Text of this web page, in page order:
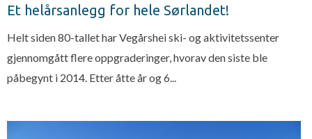
Et helårsanlegg for hele Sørlandet!
Helt siden 80-tallet har Vegårshei ski- og aktivitetssenter
gjennomgått flere oppgraderinger, hvorav den siste ble
påbegynt i 2014. Etter åtte år og 6...